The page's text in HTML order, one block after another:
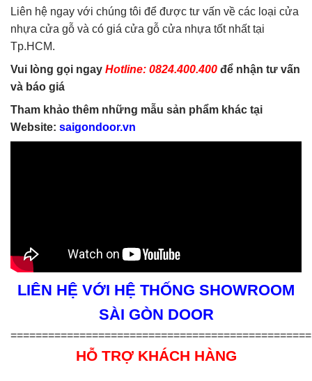
Liên hệ ngay với chúng tôi để được tư vấn về các loại cửa
nhựa cửa gỗ và có giá cửa gỗ cửa nhựa tốt nhất tại
Tp.HCM.
Vui lòng gọi ngay Hotline: 0824.400.400 để nhận tư vấn
và báo giá
Tham khảo thêm những mẫu sản phẩm khác tại
Website: saigondoor.vn
LIÊN HỆ VỚI HỆ THỐNG SHOWROOM
SÀI GÒN DOOR
================================================
HỖ TRỢ KHÁCH HÀNG